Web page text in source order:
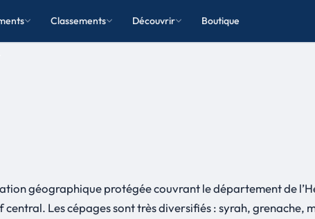
Classements Découvrir Boutique
géographique protégée couvrant le département de
Les cépages sont très diversifiés : syrah,